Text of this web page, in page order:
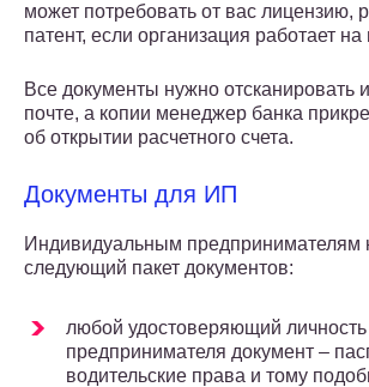
может потребовать от вас лицензию,
патент, если организация работает
Все документы нужно отсканировать
почте, а копии менеджер банка
об открытии расчетного счета.
Документы для ИП
Индивидуальным предпринимателям
следующий пакет документов:
любой удостоверяющий личность
предпринимателя документ –
водительские права и тому